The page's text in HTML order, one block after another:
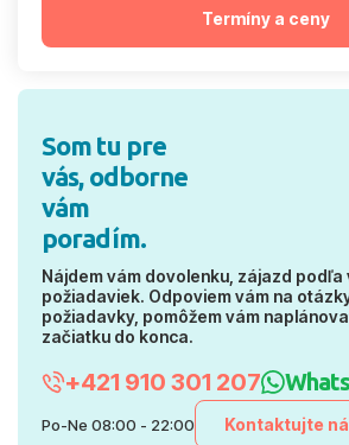
Termíny a ceny
Som tu pre
vás, odborne
vám
poradím.
Nájdem vám dovolenku, zájazd
požiadaviek. Odpoviem vám na
požiadavky, pomôžem vám
začiatku do konca.
+421 910 301 207
Po-Ne 08:00 - 22:00 Kontaktujte